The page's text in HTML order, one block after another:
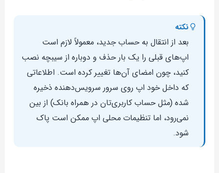
نکته
بعد از انتقال به حساب جدید، معمولاً لازم است
اپ‌های قبلی را یک بار حذف و دوباره از سیبچه نصب
کنید، چون امضای آن‌ها تغییر کرده است. اطلاعاتی
که داخل خود اپ روی سرور سرویس‌دهنده ذخیره
شده (مثل حساب کاربری‌تان در همراه بانک) از بین
نمی‌رود، اما تنظیمات محلی اپ ممکن است پاک
شود.